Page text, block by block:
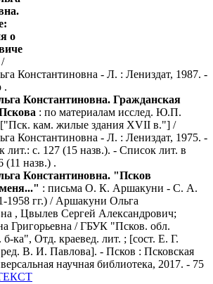
о
/
Константиновна - Л. : Лениздат, 1987. -
.
Константиновна. Гражданская
: по материалам исслед. Ю.П.
["Пск. кам. жилые здания ХVII в."] /
Константиновна - Л. : Лениздат, 1975. -
лит.: с. 127 (15 назв.). - Список лит. в
(11 назв.) .
Константиновна. "Псков
: письма О. К. Аршакуни - С. А.
1958 гг.) / Аршакуни Ольга
, Цвылев Сергей Александрович;
Григорьевна / ГБУК "Псков. обл.
б-ка", Отд. краевед. лит. ; [сост. Е. Г.
ред. В. И. Павлова]. - Псков : Псковская
научная библиотека, 2017. - 75